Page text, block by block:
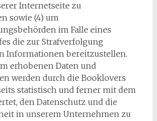
Internetseite zu
sowie (4) um
im Falle eines
die zur Strafverfolgung
Informationen bereitzustellen.
erhobenen Daten und
werden durch die Booklovers
statistisch und ferner mit dem
den Datenschutz und die
in unserem Unternehmen zu